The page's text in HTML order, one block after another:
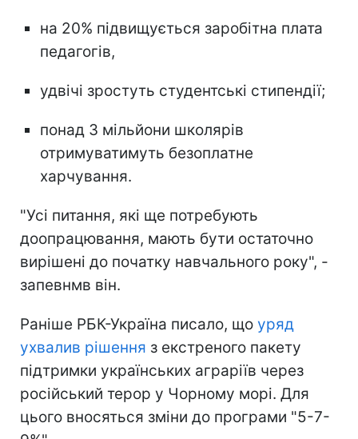
на 20% підвищується заробітна плата
педагогів,
удвічі зростуть студентські стипендії;
понад 3 мільйони школярів
отримуватимуть безоплатне
харчування.
"Усі питання, які ще потребують
доопрацювання, мають бути остаточно
вирішені до початку навчального року", -
запевнмв він.
Раніше РБК-Україна писало, що уряд
ухвалив рішення з екстреного пакету
підтримки українських аграріїв через
російський терор у Чорному морі. Для
цього вносяться зміни до програми "5-7-